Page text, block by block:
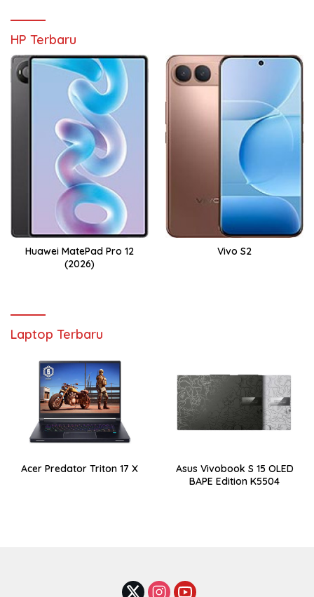
HP Terbaru
Huawei MatePad Pro 12
(2026)
Vivo S2
Laptop Terbaru
Acer Predator Triton 17 X
Asus Vivobook S 15 OLED
BAPE Edition K5504